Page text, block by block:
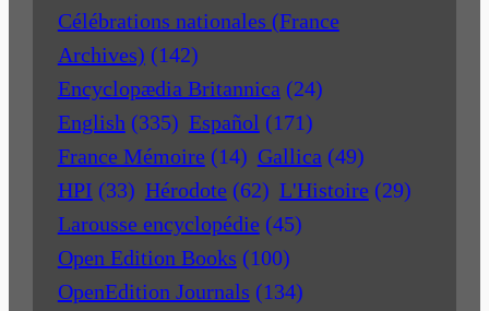
Célébrations nationales (France
Archives) (142)
Encyclopædia Britannica (24)
English (335) Español (171)
France Mémoire (14) Gallica (49)
HPI (33) Hérodote (62) L'Histoire (29)
Larousse encyclopédie (45)
Open Edition Books (100)
OpenEdition Journals (134)